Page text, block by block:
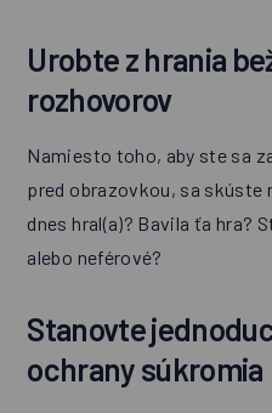
Urobte z hrania
rozhovorov
Namiesto toho, aby ste sa
pred obrazovkou, sa skúste
dnes hral(a)? Bavila ťa hra?
alebo neférové?
Stanovte
ochrany súkromia